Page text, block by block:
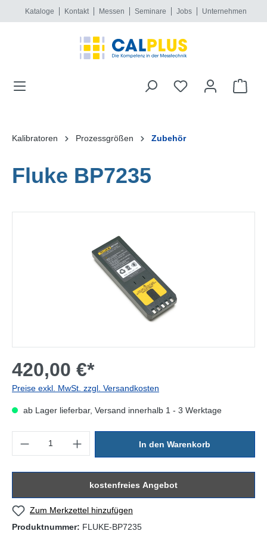
springen
Kataloge Kontakt Messen Seminare Jobs Unternehmen
Kalibratoren Prozessgrößen Zubehör
Fluke BP7235
420,00 €*
Preise exkl. MwSt. zzgl. Versandkosten
ab Lager lieferbar, Versand innerhalb 1 - 3 Werktage
In den Warenkorb
kostenfreies Angebot
Zum Merkzettel hinzufügen
Produktnummer: FLUKE-BP7235